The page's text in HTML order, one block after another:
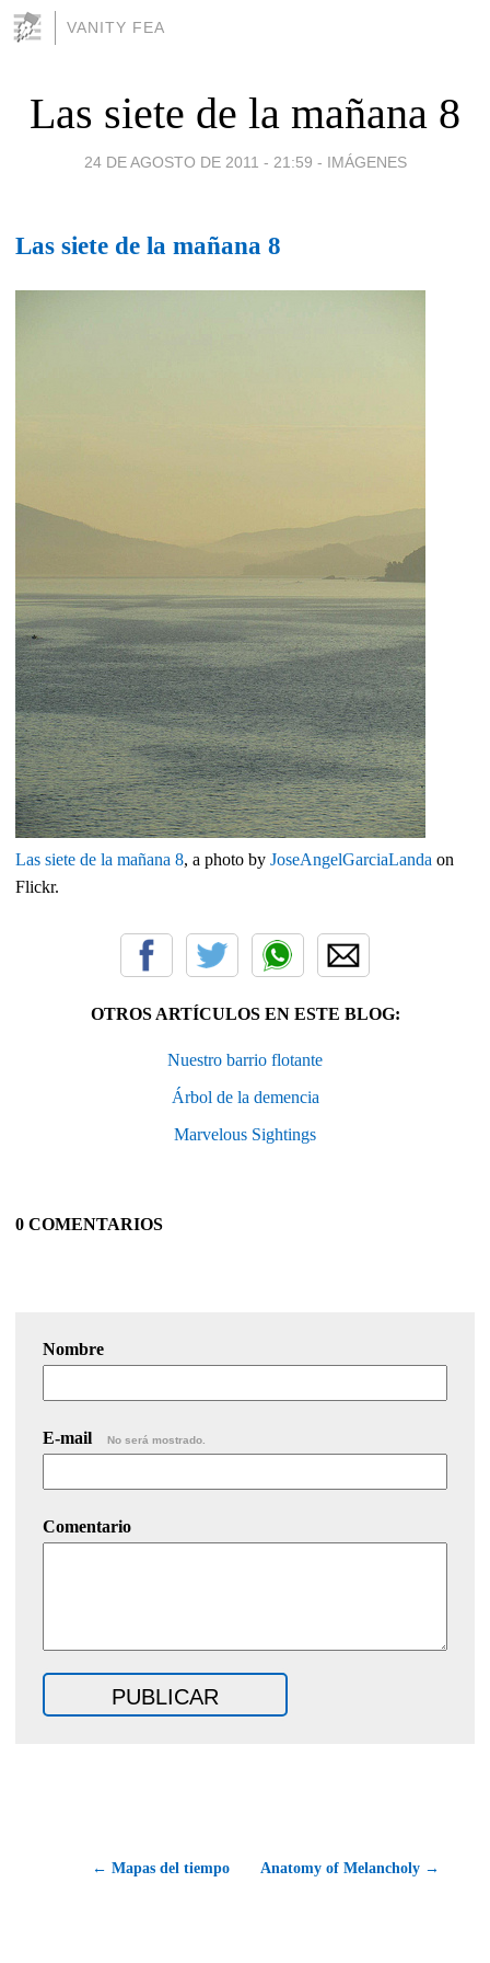
VANITY FEA
Las siete de la mañana 8
24 DE AGOSTO DE 2011 - 21:59 - IMÁGENES
Las siete de la mañana 8
Las siete de la mañana 8, a photo by JoseAngelGarciaLanda on
Flickr.
OTROS ARTÍCULOS EN ESTE BLOG:
Nuestro barrio flotante
Árbol de la demencia
Marvelous Sightings
0 COMENTARIOS
Nombre
E-mail No será mostrado.
Comentario
← Mapas del tiempo Anatomy of Melancholy →